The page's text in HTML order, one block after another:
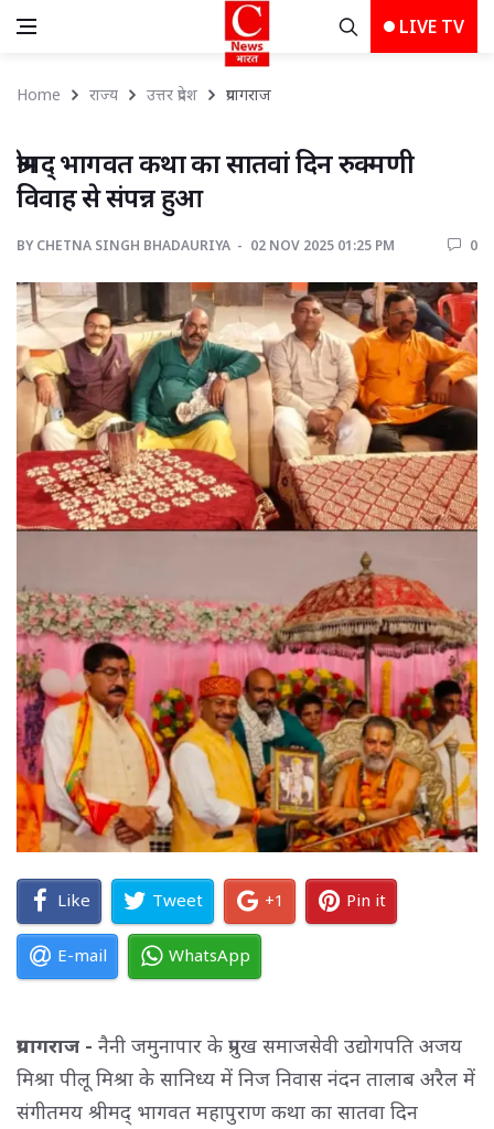
LIVE TV
Home राज्य उत्तर प्रदेश प्रयागराज
श्रीमद् भागवत कथा का सातवां दिन रुक्मणी
विवाह से संपन्न हुआ
BY CHETNA SINGH BHADAURIYA 02 NOV 2025 01:25 PM 0
Like Tweet +1 Pin it
E-mail WhatsApp
प्रयागराज - नैनी जमुनापार के प्रमुख समाजसेवी उद्योगपति अजय
मिश्रा पीलू मिश्रा के सानिध्य में निज निवास नंदन तालाब अरैल में
संगीतमय श्रीमद् भागवत महापुराण कथा का सातवा दिन